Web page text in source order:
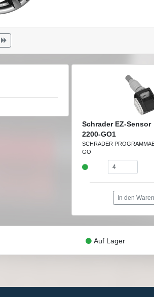
Schrader EZ-Sensor
2200-GO1
SCHRADER
GO
In den
Auf Lager